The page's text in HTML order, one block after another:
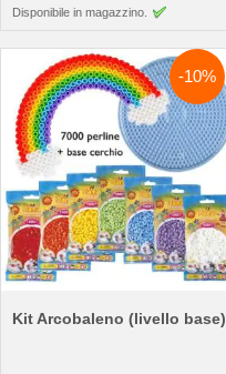
Disponibile in magazzino.
-10%
Kit Arcobaleno (livello base)